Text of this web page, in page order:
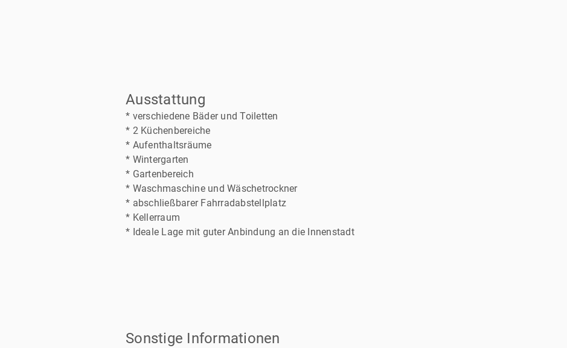
Ausstattung
* verschiedene Bäder und Toiletten
* 2 Küchenbereiche
* Aufenthaltsräume
* Wintergarten
* Gartenbereich
* Waschmaschine und Wäschetrockner
* abschließbarer Fahrradabstellplatz
* Kellerraum
* Ideale Lage mit guter Anbindung an die Innenstadt
Sonstige Informationen